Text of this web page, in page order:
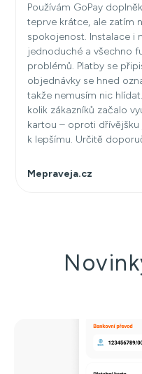
Používám GoPay
teprve krátce, ale zatím
spokojenost. Instalace i
jednoduché a všechno
problémů. Platby se
objednávky se hned
takže nemusím nic
kolik zákazníků začalo
kartou – oproti dřívějšku
k lepšímu. Určitě
Mepraveja.cz